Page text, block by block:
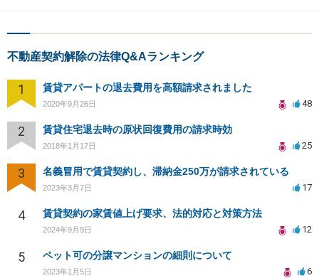
不動産契約解除の法律Q&Aランキング
1 賃貸アパートの退去費用を高額請求されました
2020年9月26日 48
2 賃貸住宅退去時の原状回復費用の請求時効
2018年1月17日 25
3 名義冒用で賃貸契約し、滞納金250万が請求されている
2023年3月7日 17
4 賃貸契約の家賃値上げ要求、法的対応と対策方法
2024年9月9日 12
5 ペット可の分譲マンションの細則について
2023年1月5日 6